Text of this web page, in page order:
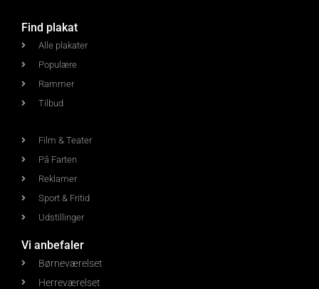
Find plakat
Alle plakater
Populære
Rammer
Tilbud
Film & Teater
På Farten
Reklamer
Sport & Fritid
Udstillinger
Vi anbefaler
Børneværelset
Herreværelset